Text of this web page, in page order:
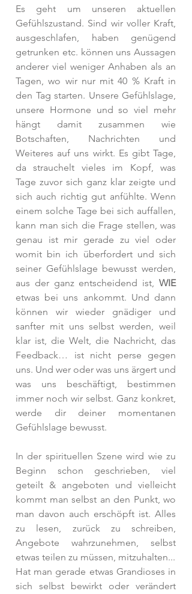
Es geht um unseren aktuellen
Gefühlszustand. Sind wir voller Kraft,
ausgeschlafen, haben genügend
getrunken etc. können uns Aussagen
anderer viel weniger Anhaben als an
Tagen, wo wir nur mit 40 % Kraft in
den Tag starten. Unsere Gefühlslage,
unsere Hormone und so viel mehr
hängt damit zusammen wie
Botschaften, Nachrichten und
Weiteres auf uns wirkt. Es gibt Tage,
da strauchelt vieles im Kopf, was
Tage zuvor sich ganz klar zeigte und
sich auch richtig gut anfühlte. Wenn
einem solche Tage bei sich auffallen,
kann man sich die Frage stellen, was
genau ist mir gerade zu viel oder
womit bin ich überfordert und sich
seiner Gefühlslage bewusst werden,
aus der ganz entscheidend ist,
WIE
etwas bei uns ankommt. Und dann
können wir wieder gnädiger und
sanfter mit uns selbst werden, weil
klar ist, die Welt, die Nachricht, das
Feedback… ist nicht perse gegen
uns. Und wer oder was uns ärgert und
was uns beschäftigt, bestimmen
immer noch wir selbst. Ganz konkret,
werde dir deiner momentanen
Gefühlslage bewusst.
In der spirituellen Szene wird wie zu
Beginn schon geschrieben, viel
geteilt & angeboten und vielleicht
kommt man selbst an den Punkt, wo
man davon auch erschöpft ist. Alles
zu lesen, zurück zu schreiben,
Angebote wahrzunehmen, selbst
etwas teilen zu müssen, mitzuhalten...
Hat man gerade etwas Grandioses in
sich selbst bewirkt oder verändert